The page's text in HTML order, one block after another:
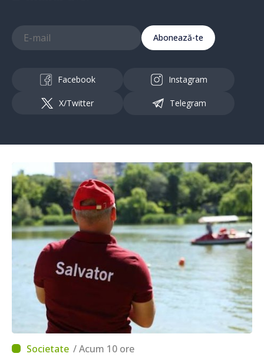
Abonează-te
Facebook Instagram
X/Twitter Telegram
/ Acum 10 ore